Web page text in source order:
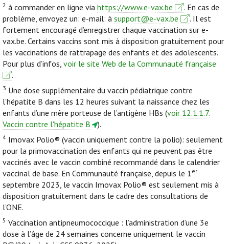
2 à commander en ligne via https://www.e-vax.be
. En cas de
problème, envoyez un: e-mail: à support@e-vax.be
. Il est
fortement encouragé d’enregistrer chaque vaccination sur e-
vax.be. Certains vaccins sont mis à disposition gratuitement pour
les vaccinations de rattrapage des enfants et des adolescents.
Pour plus d’infos, voir le site Web de la Communauté française
.
3 Une dose supplémentaire du vaccin pédiatrique contre
l’hépatite B dans les 12 heures suivant la naissance chez les
enfants d’une mère porteuse de l’antigène HBs (voir 12.1.1.7.
Vaccin contre l'hépatite B
).
4 Imovax Polio® (vaccin uniquement contre la polio): seulement
pour la primovaccination des enfants qui ne peuvent pas être
vaccinés avec le vaccin combiné recommandé dans le calendrier
vaccinal de base. En Communauté française, depuis le 1er
septembre 2023, le vaccin Imovax Polio® est seulement mis à
disposition gratuitement dans le cadre des consultations de
l’ONE.
5 Vaccination antipneumococcique : l’administration d’une 3e
dose à l’âge de 24 semaines concerne uniquement le vaccin